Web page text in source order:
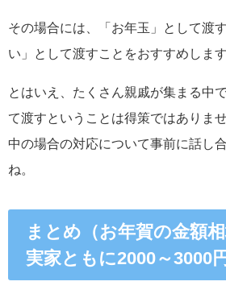
その場合には、「お年玉」として渡
い」として渡すことをおすすめします
とはいえ、たくさん親戚が集まる中
て渡すということは得策ではありま
中の場合の対応について事前に話し
ね。
まとめ（お年賀の金額
実家ともに2000～3000円